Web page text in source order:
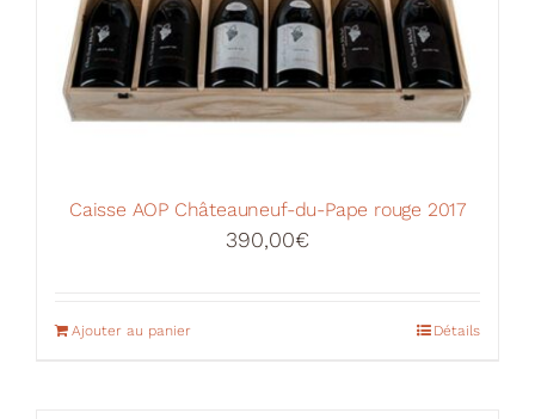
Caisse AOP Châteauneuf-du-Pape rouge 2017
390,00€
Ajouter au panier Détails